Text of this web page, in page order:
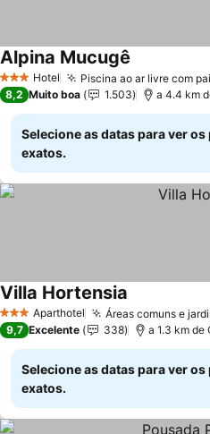
3 EstrelasHotel Piscina ao ar livre com
Alpina Mucugê
8,2 Muito boa 1.503 a 4.4 km
Selecione as datas para ver
exatos.
3 EstrelasAparthotel Áreas comuns e
Villa Hortensia
9,7 Excelente 338 a 1.3 km de
Selecione as datas para ver
exatos.